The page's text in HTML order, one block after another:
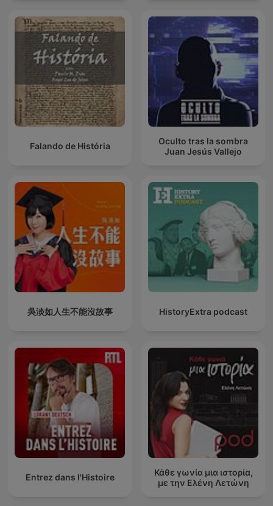
Falando de História
Oculto tras la sombra
Juan Jesús Vallejo
吳淡如人生不能沒故事 HistoryExtra podcast
Entrez dans l'Histoire
Κάθε γωνία μια ιστορία,
με την Ελένη Λετώνη